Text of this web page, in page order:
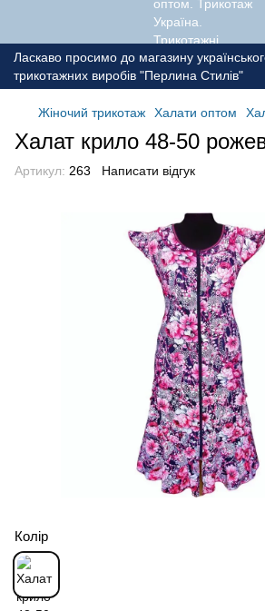
Ласкаво просимо до магазину
трикотажних виробів "Перлина Стилів"
Жіночий трикотаж Халати оптом
Халат крило 48-50
Артикул: 263 Написати відгук
Колір